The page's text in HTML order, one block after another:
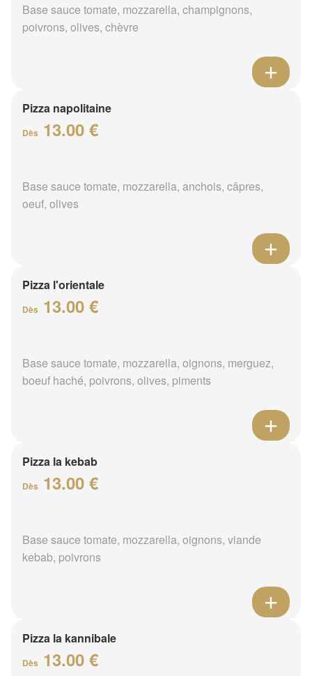
Base sauce tomate, mozzarella, champignons,
poivrons, olives, chèvre
Pizza napolitaine
Dès 13.00 €
Base sauce tomate, mozzarella, anchois, câpres,
oeuf, olives
Pizza l'orientale
Dès 13.00 €
Base sauce tomate, mozzarella, oignons, merguez,
boeuf haché, poivrons, olives, piments
Pizza la kebab
Dès 13.00 €
Base sauce tomate, mozzarella, oignons, viande
kebab, poivrons
Pizza la kannibale
Dès 13.00 €